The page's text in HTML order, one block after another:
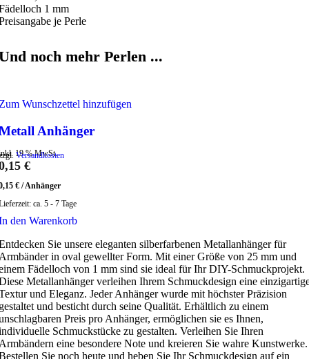
1 mm
je Perle
noch mehr Perlen ...
Wunschzettel hinzufügen
Anhänger
19 % MwSt.
Versandkosten
€
€ /Anhänger
ca. 5 - 7 Tage
den Warenkorb
Sie unsere eleganten silberfarbenen Metallanhänger für
in oval gewellter Form. Mit einer Größe von 25 mm und
Fädelloch von 1 mm sind sie ideal für Ihr DIY-Schmuckprojekt.
Metallanhänger verleihen Ihrem Schmuckdesign eine
und Eleganz. Jeder Anhänger wurde mit höchster Präzision
und besticht durch seine Qualität. Erhältlich zu einem
Preis pro Anhänger, ermöglichen sie es Ihnen,
Schmuckstücke zu gestalten. Verleihen Sie Ihren
eine besondere Note und kreieren Sie wahre Kunstwerke.
Sie noch heute und heben Sie Ihr Schmuckdesign auf ein